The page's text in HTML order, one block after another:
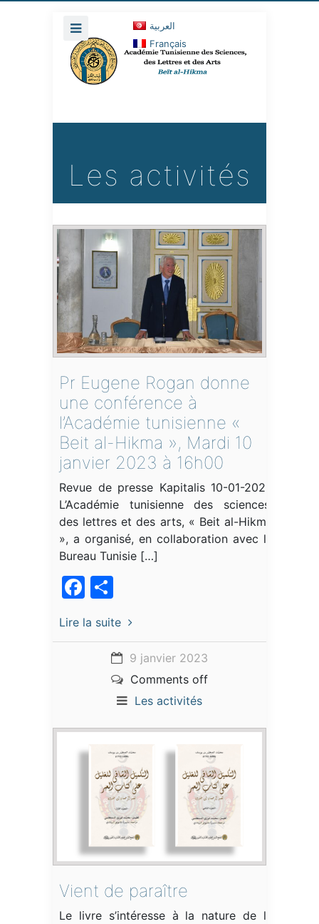
العربية
Français
Les activités
Pr Eugene Rogan donne
une conférence à
l’Académie tunisienne «
Beit al-Hikma », Mardi 10
janvier 2023 à 16h00
Revue de presse Kapitalis 10-01-2023
L’Académie tunisienne des sciences,
des lettres et des arts, « Beit al-Hikma
», a organisé, en collaboration avec le
Bureau Tunisie […]
Facebook
Lire la suite
9 janvier 2023
Comments off
Les activités
Vient de paraître
Le livre s’intéresse à la nature de la